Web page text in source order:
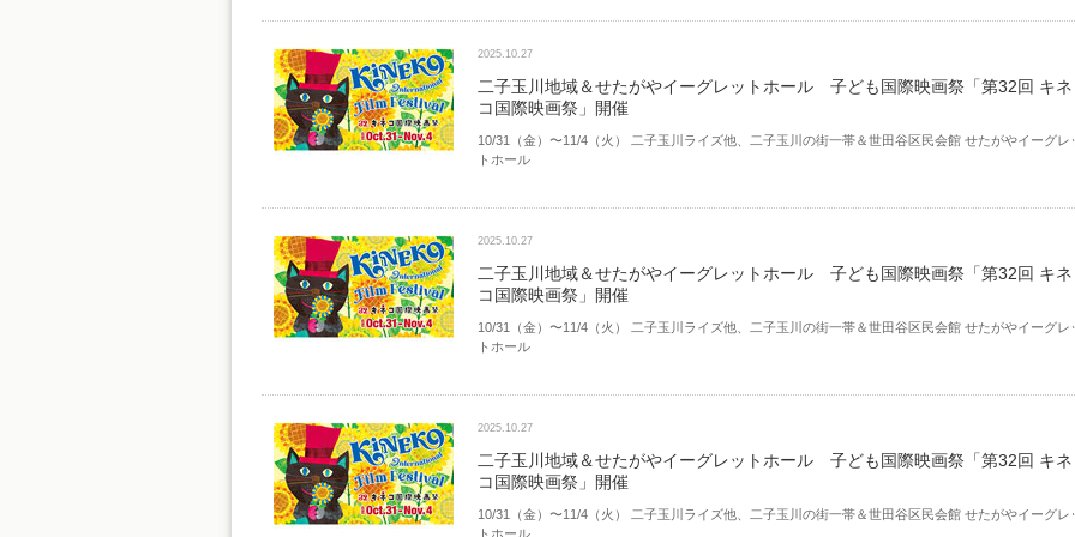
2025.10.27
二子玉川地域＆せたがやイーグレットホール 子ども国際映画祭「第32回 キネ
コ国際映画祭」開催
10/31（金）〜11/4（火） ⼆⼦⽟川ライズ他、⼆⼦⽟川の街⼀帯＆世田谷区民会館 せたがやイーグレ
トホール
2025.10.27
二子玉川地域＆せたがやイーグレットホール 子ども国際映画祭「第32回 キネ
コ国際映画祭」開催
10/31（金）〜11/4（火） ⼆⼦⽟川ライズ他、⼆⼦⽟川の街⼀帯＆世田谷区民会館 せたがやイーグレ
トホール
2025.10.27
二子玉川地域＆せたがやイーグレットホール 子ども国際映画祭「第32回 キネ
コ国際映画祭」開催
10/31（金）〜11/4（火） ⼆⼦⽟川ライズ他、⼆⼦⽟川の街⼀帯＆世田谷区民会館 せたがやイーグレ
トホール